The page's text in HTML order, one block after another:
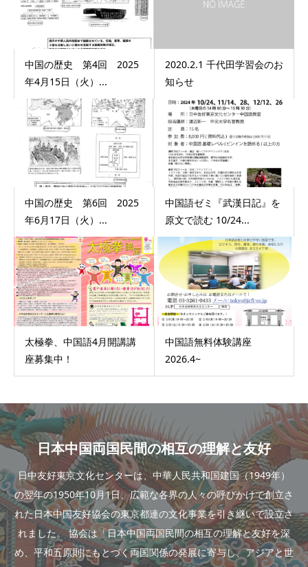
中国の歴史 第4回 2025
年4月15日（火）...
2020.2.1 千代田学習会のお
知らせ
中国の歴史 第6回 2025
年6月17日（火）...
中国語ゼミ『武漢日記』を
原文で読む 10/24...
太極拳、中国語4月開講講
座募集中！
中国語無料体験講座
2026.4~
日本中国両国民間の相互の理解と友好
日中友好東京文化センターは、中華人民共和国建国（1949年）
の翌年の1950年10月1日、広範な各界の人々の呼びかけで創立さ
れた日本中国友好協会の東京都連の文化事業を引き継いで設立さ
れました。 協会は「日本中国両国民間の相互の理解と友好を深
め、平和五原則にもとづく両国関係の発展に寄与し、アジアと世